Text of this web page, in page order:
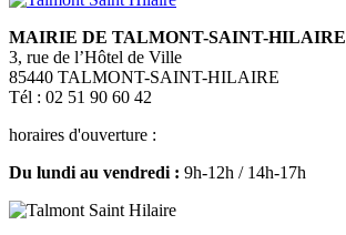
MAIRIE DE TALMONT-SAINT-HILAIRE
3, rue de l’Hôtel de Ville
85440 TALMONT-SAINT-HILAIRE
Tél : 02 51 90 60 42
horaires d'ouverture :
Du lundi au vendredi : 9h-12h / 14h-17h